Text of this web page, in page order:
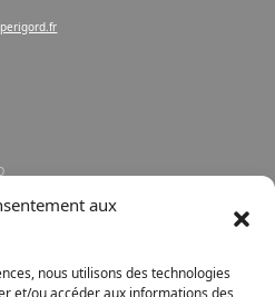
aux
nous utilisons des technologies
et/ou accéder aux informations des